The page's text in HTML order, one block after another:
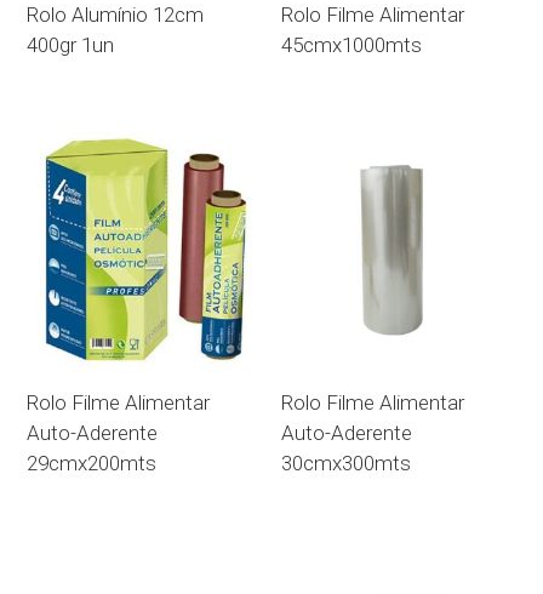
Rolo Alumínio 12cm
400gr 1un
Rolo Filme Alimentar
45cmx1000mts
Rolo Filme Alimentar
Auto-Aderente
29cmx200mts
Rolo Filme Alimentar
Auto-Aderente
30cmx300mts